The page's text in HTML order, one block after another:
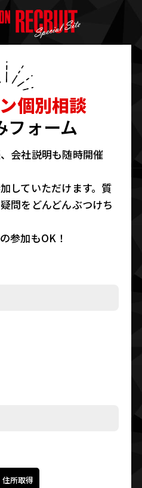
個別相談
フォーム
会社説明も随時開催
していただけます。 質
問をどんどんぶつけち
参加もOK！
住所取得